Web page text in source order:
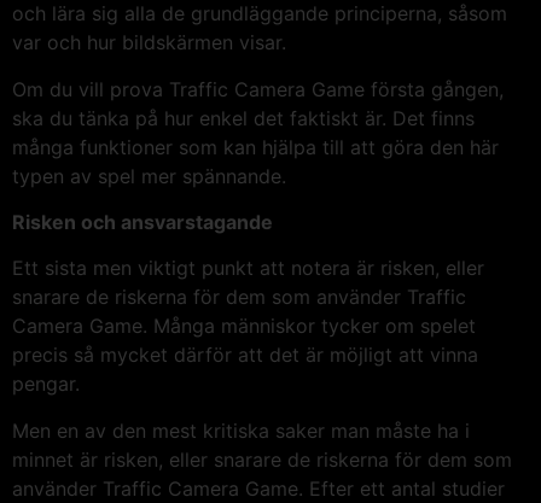
och lära sig alla de grundläggande principerna, såsom
var och hur bildskärmen visar.
Om du vill prova Traffic Camera Game första gången,
ska du tänka på hur enkel det faktiskt är. Det finns
många funktioner som kan hjälpa till att göra den här
typen av spel mer spännande.
Risken och ansvarstagande
Ett sista men viktigt punkt att notera är risken, eller
snarare de riskerna för dem som använder Traffic
Camera Game. Många människor tycker om spelet
precis så mycket därför att det är möjligt att vinna
pengar.
Men en av den mest kritiska saker man måste ha i
minnet är risken, eller snarare de riskerna för dem som
använder Traffic Camera Game. Efter ett antal studier